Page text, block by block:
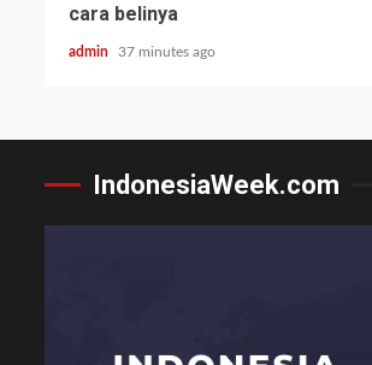
cara belinya
admin 37 minutes ago
IndonesiaWeek.com